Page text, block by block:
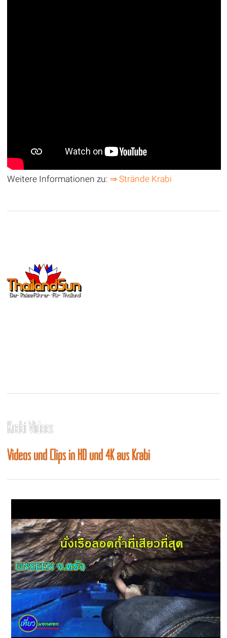
Weitere Informationen zu: ⇒ Strände Krabi
Krabi Videos
Videos und Clips in HD und 4K aus Krabi